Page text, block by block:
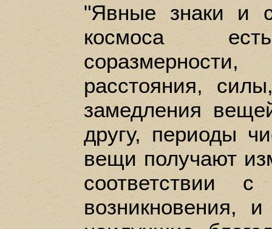
"Явные знаки и
космоса есть
расстояния,
замедления
другу, периоды
вещи получают
соответствии
возникновения,